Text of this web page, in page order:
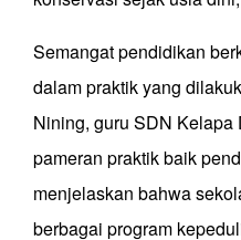
Semangat pendidikan
dalam praktik yang
Nining, guru SDN Kelapa
pameran praktik baik
menjelaskan bahwa
berbagai program